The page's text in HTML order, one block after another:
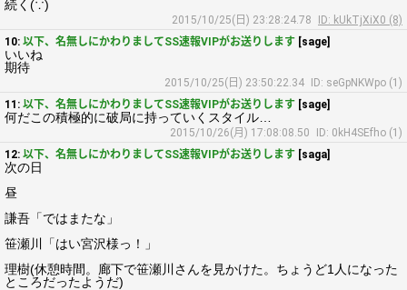
続く(∵)
2015/10/25(日) 23:28:24.78
ID: kUkTjXiX0 (8)
10: 以下、名無しにかわりましてSS速報VIPがお送りします [sage]
いいね
期待
2015/10/25(日) 23:50:22.34
ID: seGpNKWpo (1)
11: 以下、名無しにかわりましてSS速報VIPがお送りします [sage]
何だこの積極的に破局に持っていくスタイル…
2015/10/26(月) 17:08:08.50
ID: 0kH4SEfho (1)
12: 以下、名無しにかわりましてSS速報VIPがお送りします [saga]
次の日
昼
謙吾「ではまたな」
笹瀬川「はい宮沢様っ！」
理樹(休憩時間。廊下で笹瀬川さんを見かけた。ちょうど1人になった
ところだったようだ)